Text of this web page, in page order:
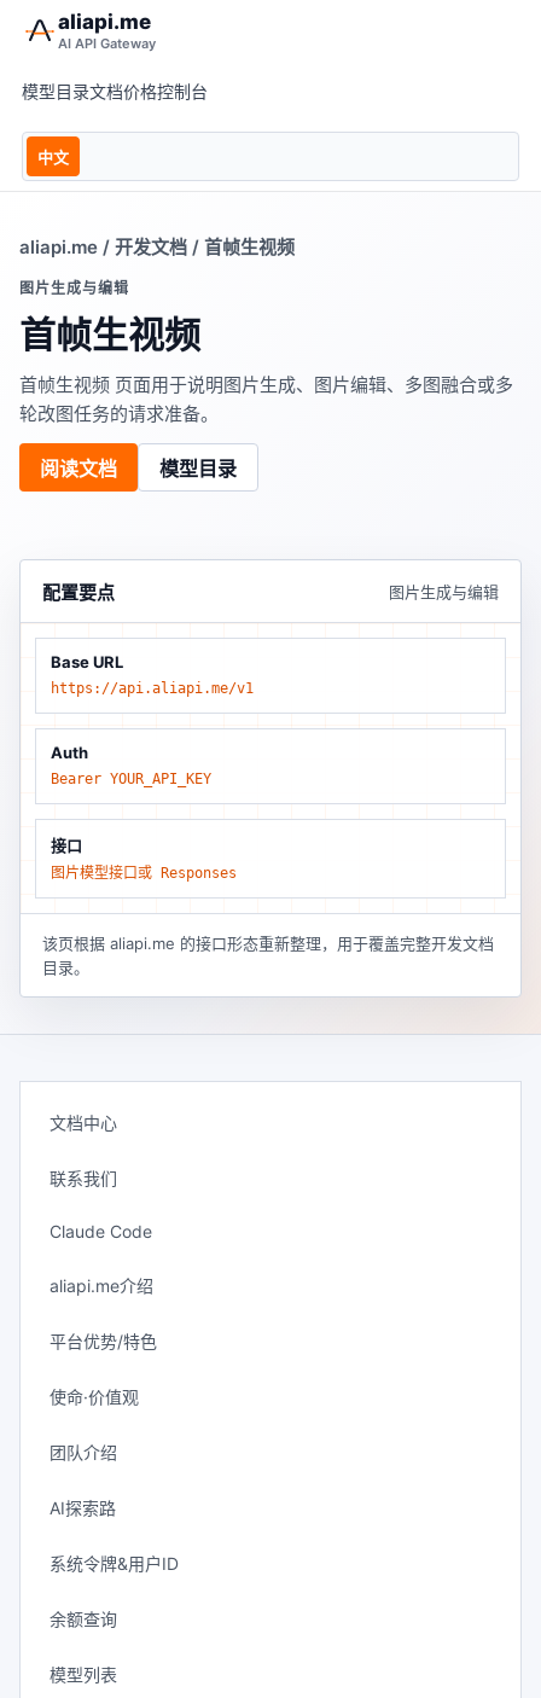
aliapi.me
AI API Gateway
模型目录文档价格控制台
中文
aliapi.me / 开发文档 / 首帧生视频
图片生成与编辑
首帧生视频
首帧生视频 页面用于说明图片生成、图片编辑、多图融合或多
轮改图任务的请求准备。
阅读文档 模型目录
配置要点 图片生成与编辑
Base URL
https://api.aliapi.me/v1
Auth
Bearer YOUR_API_KEY
接口
图片模型接口或 Responses
该页根据 aliapi.me 的接口形态重新整理，用于覆盖完整开发文档
目录。
文档中心
联系我们
Claude Code
aliapi.me介绍
平台优势/特色
使命·价值观
团队介绍
AI探索路
系统令牌&用户ID
余额查询
模型列表